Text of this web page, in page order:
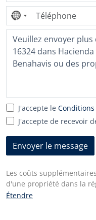
Aucun
pays
sélectionné
J'accepte le
J'accepte de recevoir
Envoyer le message
Les coûts
d'une propriété dans la
I.T.P. (Impuesto de
Étendre